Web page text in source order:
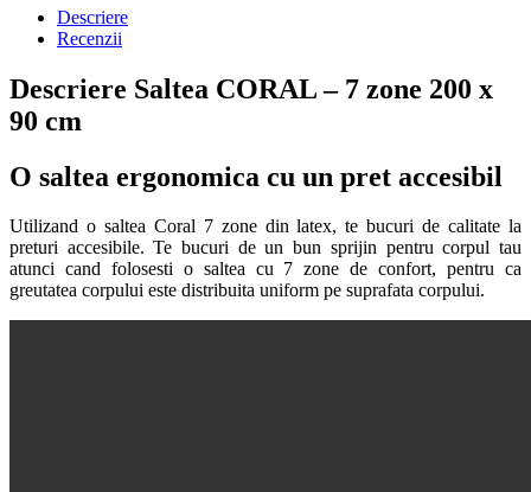
Descriere
Recenzii
Descriere Saltea CORAL – 7 zone 200 x
90 cm
O saltea ergonomica cu un pret accesibil
Utilizand o saltea Coral 7 zone din latex, te bucuri de calitate la
preturi accesibile. Te bucuri de un bun sprijin pentru corpul tau
atunci cand folosesti o saltea cu 7 zone de confort, pentru ca
greutatea corpului este distribuita uniform pe suprafata corpului.